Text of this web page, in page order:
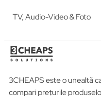
TV, Audio-Video & Foto
3CHEAPS este o unealtă
compari prețurile